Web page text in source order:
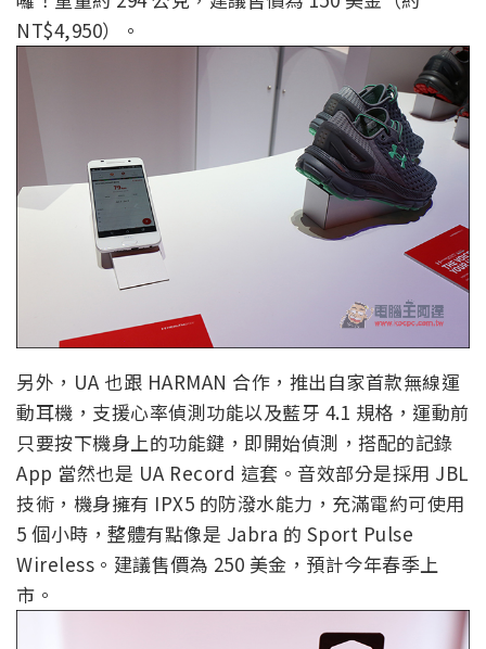
NT$4,950）。
另外，UA 也跟 HARMAN 合作，推出自家首款無線運
動耳機，支援心率偵測功能以及藍牙 4.1 規格，運動前
只要按下機身上的功能鍵，即開始偵測，搭配的記錄
App 當然也是 UA Record 這套。音效部分是採用 JBL
技術，機身擁有 IPX5 的防潑水能力，充滿電約可使用
5 個小時，整體有點像是 Jabra 的 Sport Pulse
Wireless。建議售價為 250 美金，預計今年春季上
市。